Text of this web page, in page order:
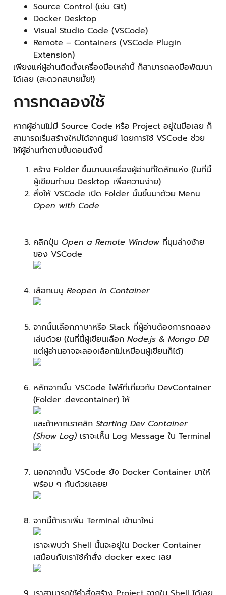
Source Control (เช่น Git)
Docker Desktop
Visual Studio Code (VSCode)
Remote – Containers (VSCode Plugin
Extension)
เพียงแค่ผู้อ่านติดตั้งเครื่องมือเหล่านี้ ก็สามารถลงมือพัฒนา
ได้เลย (สะดวกสบายมั้ย!)
การทดลองใช้
หากผู้อ่านไม่มี Source Code หรือ Project อยู่ในมือเลย ก็
สามารถเริ่มสร้างใหม่ได้จากศูนย์ โดยการใช้ VSCode ช่วย
ให้ผู้อ่านทำตามขั้นตอนดังนี้
สร้าง Folder ขึ้นมาบนเครื่องผู้อ่านที่ใดสักแห่ง (ในที่นี้
ผู้เขียนทำบน Desktop เพื่อความง่าย)
สั่งให้ VSCode เปิด Folder นั้นขึ้นมาด้วย Menu
Open with Code
คลิกปุ่ม Open a Remote Window ที่มุมล่างซ้าย
ของ VSCode
เลือกเมนู Reopen in Container
จากนั้นเลือกภาษาหรือ Stack ที่ผู้อ่านต้องการทดลอง
เล่นด้วย (ในที่นี้ผู้เขียนเลือก Node.js & Mongo DB
แต่ผู้อ่านอาจจะลองเลือกไม่เหมือนผู้เขียนก็ได้)
หลักจากนั้น VSCode ไฟล์ที่เกี่ยวกับ DevContainer
(Folder .devcontainer) ให้
และถ้าหากเราคลิก Starting Dev Container
(Show Log) เราจะเห็น Log Message ใน Terminal
นอกจากนั้น VSCode ยัง Docker Container มาให้
พร้อม ๆ กันด้วยเลยย
จากนี้ถ้าเราเพิ่ม Terminal เข้ามาใหม่
เราจะพบว่า Shell นั้นจะอยู่ใน Docker Container
เสมือนกับเราใช้คำสั่ง docker exec เลย